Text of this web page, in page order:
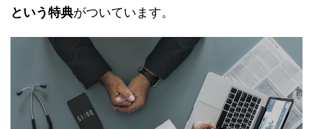
という特典がついています。